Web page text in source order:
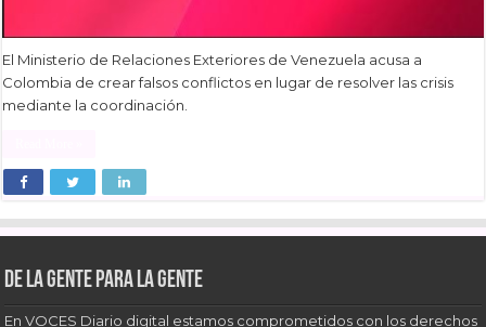
El Ministerio de Relaciones Exteriores de Venezuela acusa a
Colombia de crear falsos conflictos en lugar de resolver las crisis
mediante la coordinación.
De la gente para la gente
En VOCES Diario digital estamos comprometidos con los derechos